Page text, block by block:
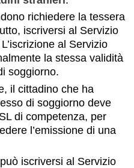
richiedere la tessera
iscriversi al Servizio
al Servizio
la stessa validità
soggiorno.
il cittadino che ha
di soggiorno deve
di competenza, per
l’emissione di una
iscriversi al Servizio